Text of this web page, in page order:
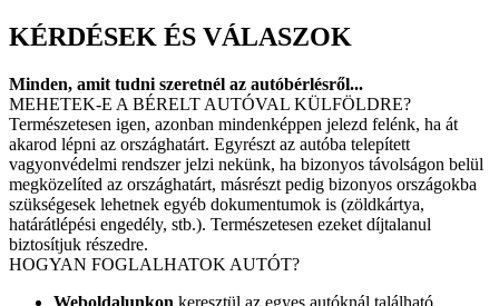
KÉRDÉSEK ÉS VÁLASZOK
Minden, amit tudni szeretnél az autóbérlésről...
MEHETEK-E A BÉRELT AUTÓVAL KÜLFÖLDRE?
Természetesen igen, azonban mindenképpen jelezd felénk, ha át
akarod lépni az országhatárt. Egyrészt az autóba telepített
vagyonvédelmi rendszer jelzi nekünk, ha bizonyos távolságon belül
megközelíted az országhatárt, másrészt pedig bizonyos országokba
szükségesek lehetnek egyéb dokumentumok is (zöldkártya,
határátlépési engedély, stb.). Természetesen ezeket díjtalanul
biztosítjuk részedre.
HOGYAN FOGLALHATOK AUTÓT?
Weboldalunkon keresztül az egyes autóknál található